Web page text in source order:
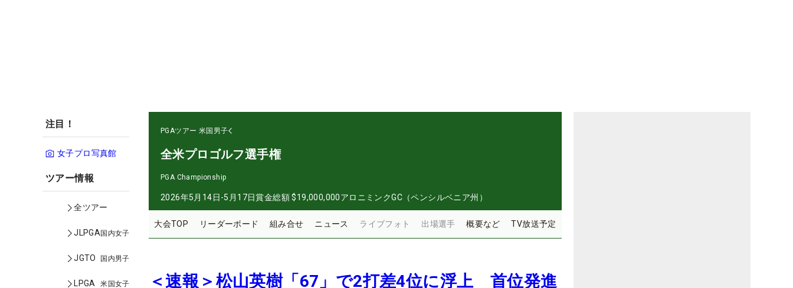
注目！
女子プロ写真館
ツアー情報
全ツアー
JLPGA国内女子
JGTO 国内男子
LPGA 米国女子
PGAツアー 米国男子
全米プロゴルフ選手権
PGA Championship
2026年5月14日-5月17日賞金総額 $19,000,000アロニミンクGC（ペンシルベニア州）
大会TOP リーダーボード 組み合せ ニュース ライブフォト 出場選手 概要など TV放送予定
＜速報＞松山英樹「67」で2打差4位に浮上 首位発進